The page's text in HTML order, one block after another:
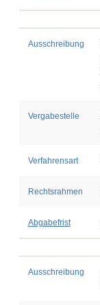
Ausschreibung
Vergabestelle
Verfahrensart
Rechtsrahmen
Abgabefrist
Ausschreibung